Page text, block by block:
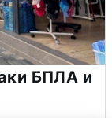
БПЛА и